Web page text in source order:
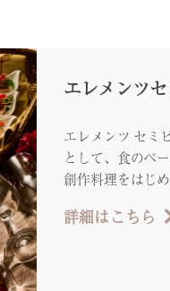
エレメンツ
エレメンツ セミ
として、食のベ
創作料理をはじ
詳細はこちら